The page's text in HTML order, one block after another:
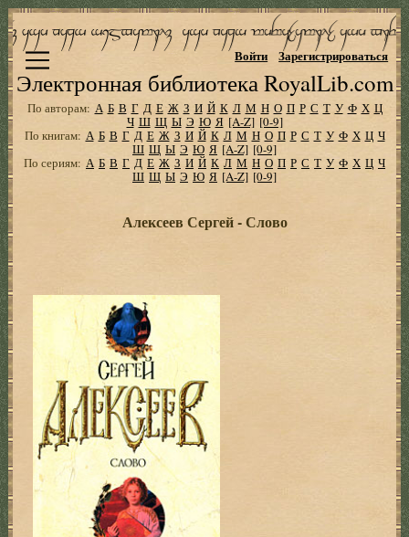
Электронная библиотека RoyalLib.com
Войти Зарегистрироваться
По авторам: А Б В Г Д Е Ж З И Й К Л М Н О П Р С Т У Ф Х Ц
Ч Ш Щ Ы Э Ю Я [A-Z] [0-9]
По книгам: А Б В Г Д Е Ж З И Й К Л М Н О П Р С Т У Ф Х Ц Ч
Ш Щ Ы Э Ю Я [A-Z] [0-9]
По сериям: А Б В Г Д Е Ж З И Й К Л М Н О П Р С Т У Ф Х Ц Ч
Ш Щ Ы Э Ю Я [A-Z] [0-9]
Алексеев Сергей - Слово